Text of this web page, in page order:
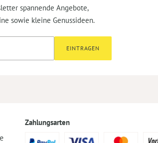
spannende Angebote,
sowie kleine Genussideen.
EINTRAGEN
Zahlungsarten